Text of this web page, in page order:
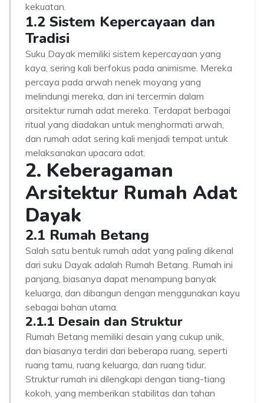
kekuatan.
1.2 Sistem Kepercayaan dan
Tradisi
Suku Dayak memiliki sistem kepercayaan yang
kaya, sering kali berfokus pada animisme. Mereka
percaya pada arwah nenek moyang yang
melindungi mereka, dan ini tercermin dalam
arsitektur rumah adat mereka. Terdapat berbagai
ritual yang diadakan untuk menghormati arwah,
dan rumah adat sering kali menjadi tempat untuk
melaksanakan upacara adat.
2. Keberagaman
Arsitektur Rumah Adat
Dayak
2.1 Rumah Betang
Salah satu bentuk rumah adat yang paling dikenal
dari suku Dayak adalah Rumah Betang. Rumah ini
panjang, biasanya dapat menampung banyak
keluarga, dan dibangun dengan menggunakan kayu
sebagai bahan utama.
2.1.1 Desain dan Struktur
Rumah Betang memiliki desain yang cukup unik,
dan biasanya terdiri dari beberapa ruang, seperti
ruang tamu, ruang keluarga, dan ruang tidur.
Struktur rumah ini dilengkapi dengan tiang-tiang
kokoh, yang memberikan stabilitas dan tahan